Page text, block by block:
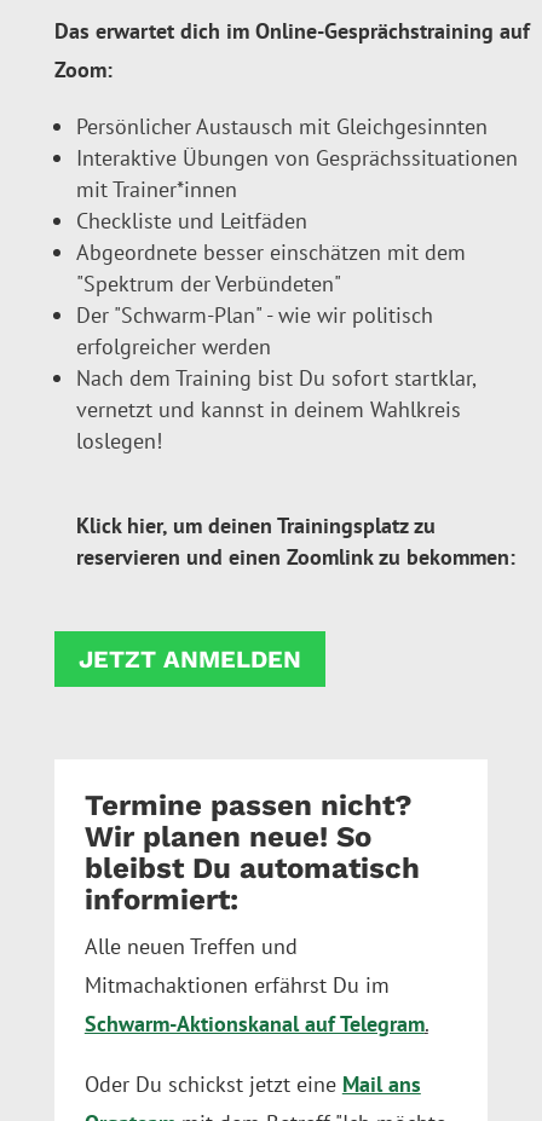
Das erwartet dich im Online-Gesprächstraining auf
Zoom:
Persönlicher Austausch mit Gleichgesinnten
Interaktive Übungen von Gesprächssituationen
mit Trainer*innen
Checkliste und Leitfäden
Abgeordnete besser einschätzen mit dem
"Spektrum der Verbündeten"
Der "Schwarm-Plan" - wie wir politisch
erfolgreicher werden
Nach dem Training bist Du sofort startklar,
vernetzt und kannst in deinem Wahlkreis
loslegen!
Klick hier, um deinen Trainingsplatz zu
reservieren und einen Zoomlink zu bekommen:
JETZT ANMELDEN
Termine passen nicht?
Wir planen neue! So
bleibst Du automatisch
informiert:
Alle neuen Treffen und
Mitmachaktionen erfährst Du im
Schwarm-Aktionskanal auf Telegram.
Oder Du schickst jetzt eine Mail ans